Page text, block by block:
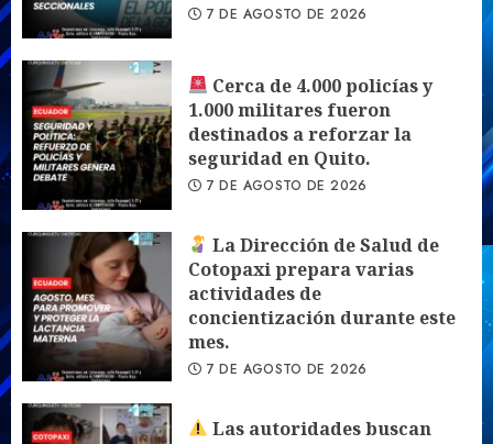
7 DE AGOSTO DE 2026
Cerca de 4.000 policías y
1.000 militares fueron
destinados a reforzar la
seguridad en Quito.
7 DE AGOSTO DE 2026
La Dirección de Salud de
Cotopaxi prepara varias
actividades de
concientización durante este
mes.
7 DE AGOSTO DE 2026
Las autoridades buscan